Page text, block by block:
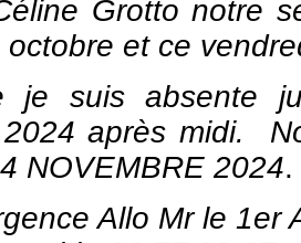
Grotto notre
et ce
je suis absente
après midi.
NOVEMBRE 2024.
Allo Mr le 1er